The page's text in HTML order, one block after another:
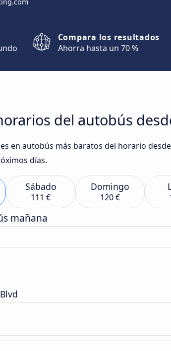
Compara los resultados
Ahorra hasta un 70 %
del autobús
en autobús más baratos del horario
días.
Sábado
111 €
Domingo
120 €
mañana